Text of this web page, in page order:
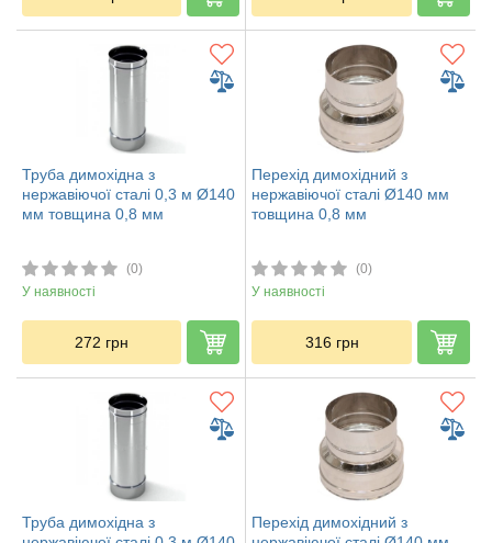
Труба димохідна з
нержавіючої сталі 0,3 м Ø140
мм товщина 0,8 мм
(0)
У наявності
272 грн
Перехід димохідний з
нержавіючої сталі Ø140 мм
товщина 0,8 мм
(0)
У наявності
316 грн
Труба димохідна з
Перехід димохідний з